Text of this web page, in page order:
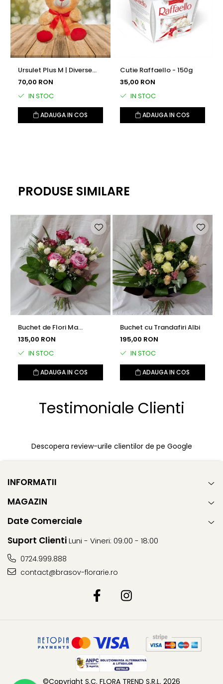
Ursulet Plus M | Diverse
Culori
70,00 RON
IN STOC
ADAUGA IN COS
Cutie Raffaello - 150g
35,00 RON
IN STOC
ADAUGA IN COS
PRODUSE SIMILARE
Buchet de Flori Ma
Gandesc la Tine
135,00 RON
IN STOC
ADAUGA IN COS
Buchet cu Trandafiri Albi
195,00 RON
IN STOC
ADAUGA IN COS
Testimoniale Clienti
Descopera review-urile clientilor de pe Google
INFORMATII
MAGAZIN
Date Comerciale
Suport ClientiLuni - Vineri: 09:00 - 18:00
0724.999.888
contact@brasov-florarie.ro
©Copyright S.C. FLORA TREND S.R.L. 2026